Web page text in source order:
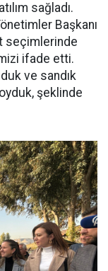
sağladı.
Başkanı
seçimlerinde
ifade etti.
ve sandık
şeklinde